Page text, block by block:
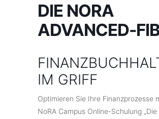
DIE NORA
ADVANCED-
IM GRIFF
Optimieren Sie Ihre Finanzprozesse
NoRA Campus Online-Schulung „Die